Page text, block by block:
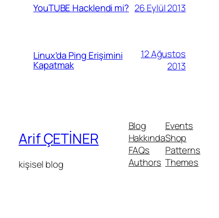
YouTUBE Hacklendi mi? 26 Eylül 2013
Linux’da Ping Erişimini
Kapatmak
12 Ağustos
2013
Arif ÇETİNER
kişisel blog
Blog
Hakkında
FAQs
Authors
Events
Shop
Patterns
Themes